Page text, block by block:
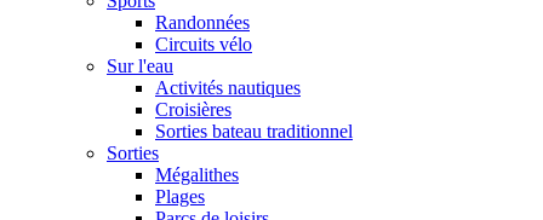
Randonnées
Circuits vélo
Sur l'eau
Activités nautiques
Croisières
Sorties bateau traditionnel
Sorties
Mégalithes
Plages